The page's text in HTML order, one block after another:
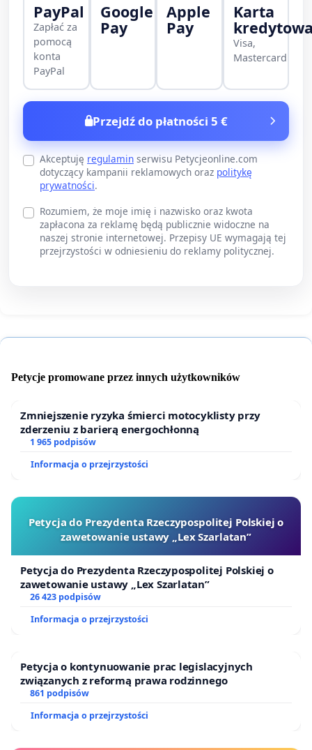
PayPal
Zapłać za
pomocą
konta
PayPal
Google
Pay
Apple
Pay
Karta
Visa,
Mastercard
Przejdź do płatności 5 €
Akceptuję regulamin serwisu Petycjeonline.com
dotyczący kampanii reklamowych oraz politykę
prywatności.
Rozumiem, że moje imię i nazwisko oraz kwota
zapłacona za reklamę będą publicznie widoczne na
naszej stronie internetowej. Przepisy UE wymagają tej
przejrzystości w odniesieniu do reklamy politycznej.
Petycje promowane przez innych użytkowników
Zmniejszenie ryzyka śmierci motocyklisty przy
zderzeniu z barierą energochłonną
1 965 podpisów
Informacja o przejrzystości
Petycja do Prezydenta Rzeczypospolitej Polskiej o
zawetowanie ustawy „Lex Szarlatan”
Petycja do Prezydenta Rzeczypospolitej Polskiej o
zawetowanie ustawy „Lex Szarlatan”
26 423 podpisów
Informacja o przejrzystości
Petycja o kontynuowanie prac legislacyjnych
związanych z reformą prawa rodzinnego
861 podpisów
Informacja o przejrzystości